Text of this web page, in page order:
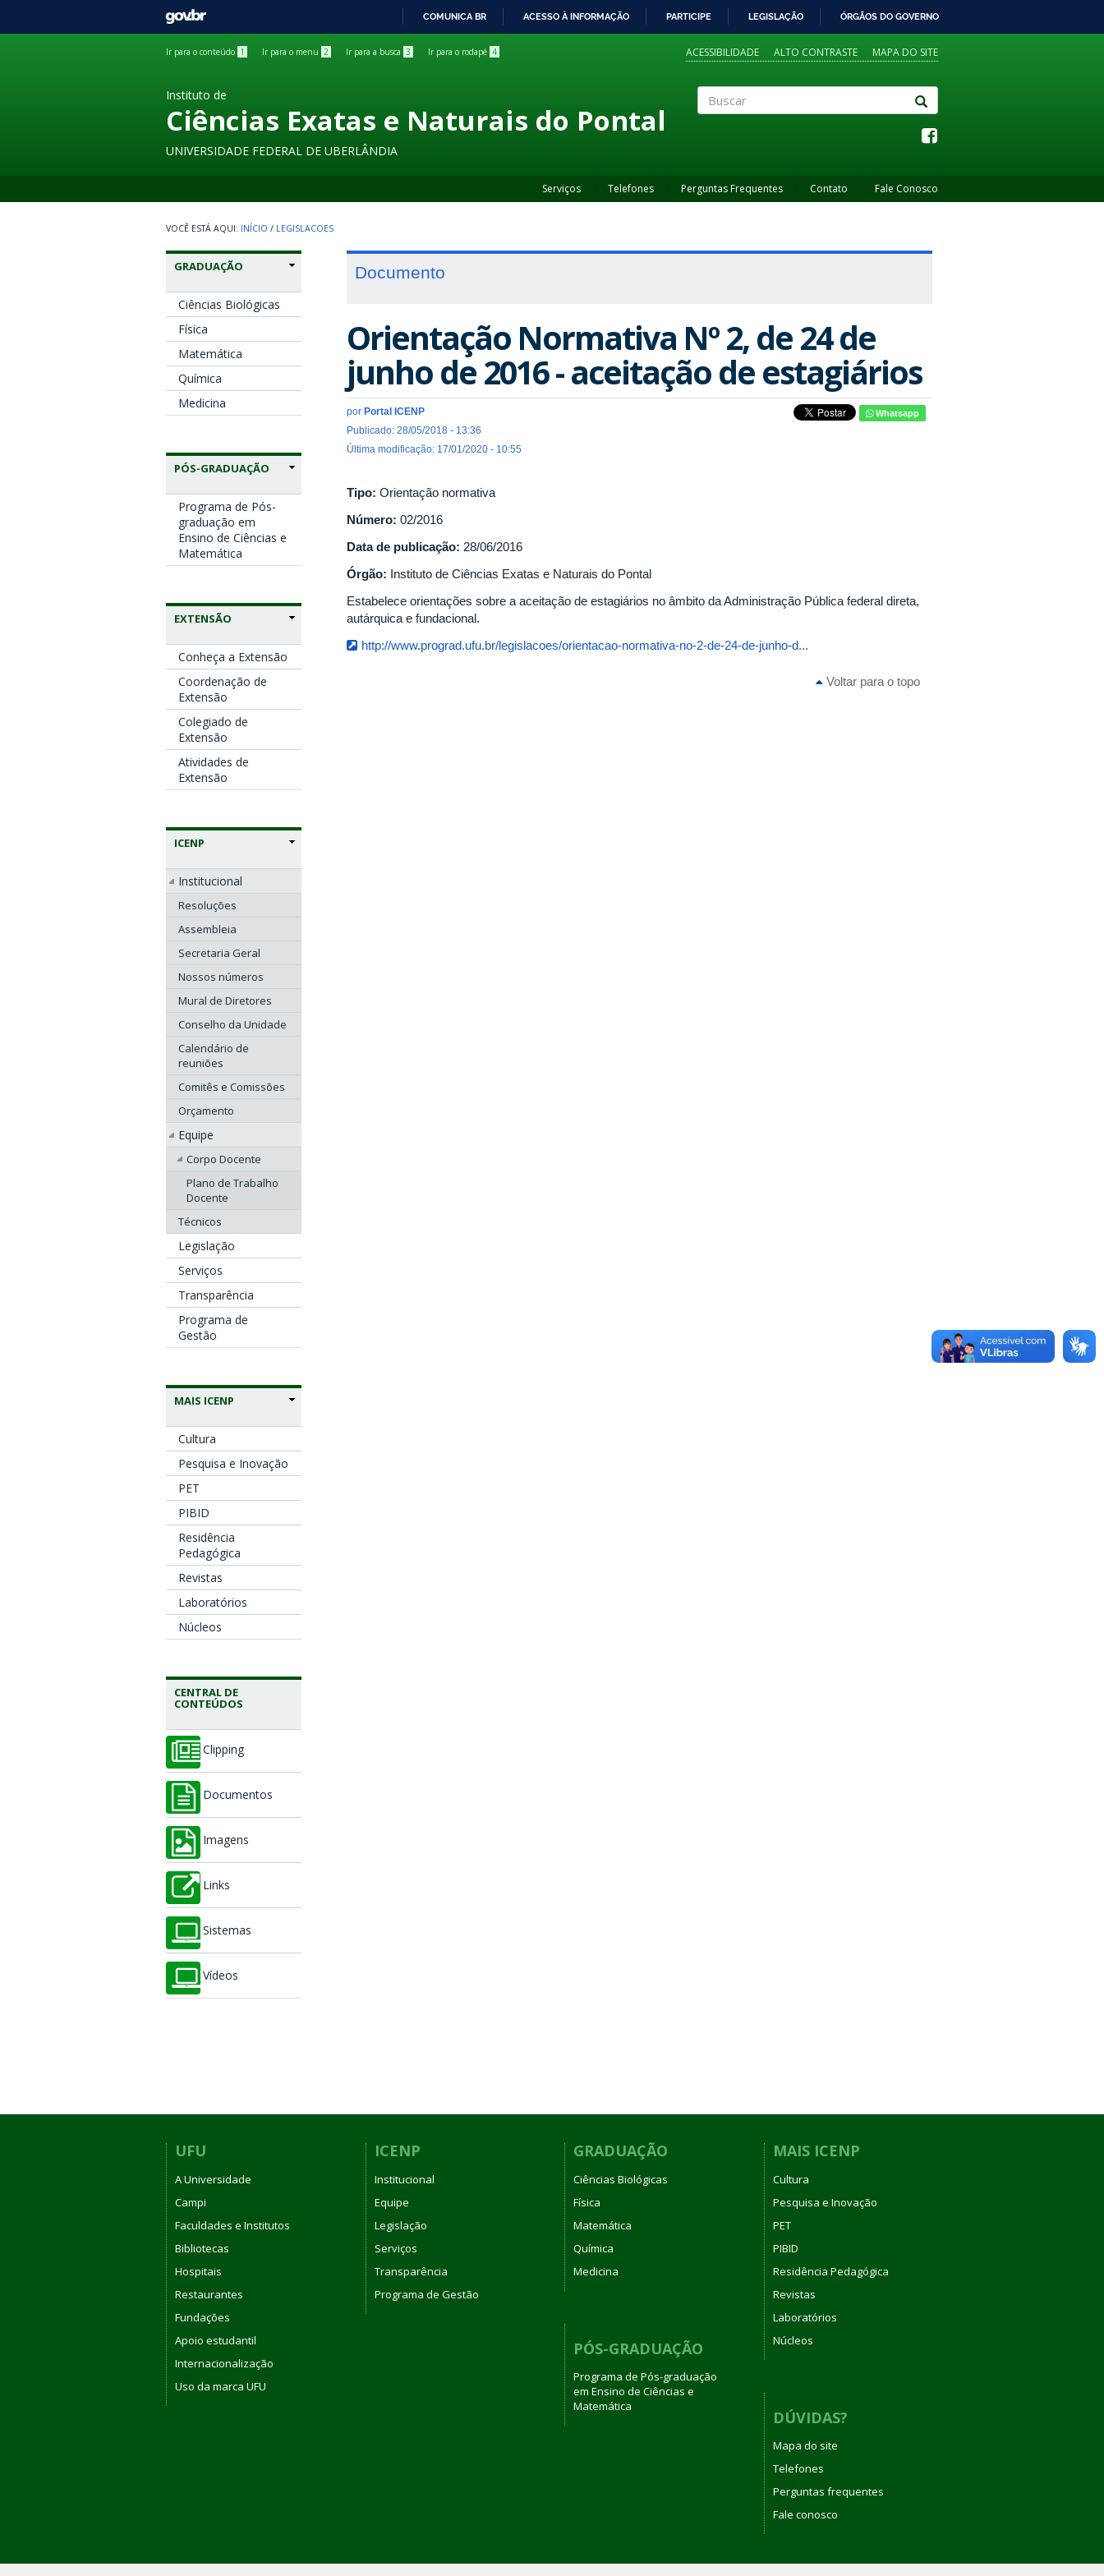
GOVBR
COMUNICA BR ACESSO À INFORMAÇÃO PARTICIPE LEGISLAÇÃO ÓRGÃOS DO GOVERNO
Ir para o conteúdo 1 Ir para o menu 2 Ir para a busca 3 Ir para o rodapé 4 ACESSIBILIDADE ALTO CONTRASTE MAPA DO SITE
Instituto de
Ciências Exatas e Naturais do Pontal
UNIVERSIDADE FEDERAL DE UBERLÂNDIA
Serviços Telefones Perguntas Frequentes Contato Fale Conosco
INÍCIO / LEGISLACOES
GRADUAÇÃO
Ciências Biológicas
Física
Matemática
Química
Medicina
PÓS-GRADUAÇÃO
Programa de Pós-
graduação em
Ensino de Ciências e
Matemática
EXTENSÃO
Conheça a Extensão
Coordenação de
Extensão
Colegiado de
Extensão
Atividades de
Extensão
ICENP
Institucional
Resoluções
Assembleia
Secretaria Geral
Nossos números
Mural de Diretores
Conselho da Unidade
Calendário de
reuniões
Comitês e Comissões
Orçamento
Equipe
Corpo Docente
Plano de Trabalho
Docente
Técnicos
Legislação
Serviços
Transparência
Programa de
Gestão
MAIS ICENP
Cultura
Pesquisa e Inovação
PET
PIBID
Residência
Pedagógica
Revistas
Laboratórios
Núcleos
CENTRAL DE
CONTEÚDOS
Clipping
Documentos
Imagens
Links
Sistemas
Vídeos
Documento
Orientação Normativa Nº 2, de 24 de
junho de 2016 - aceitação de estagiários
por Portal ICENP
Publicado: 28/05/2018 - 13:36
Última modificação: 17/01/2020 - 10:55
Whatsapp
Tipo: Orientação normativa
Número: 02/2016
Data de publicação: 28/06/2016
Órgão: Instituto de Ciências Exatas e Naturais do Pontal
Estabelece orientações sobre a aceitação de estagiários no âmbito da Administração Pública federal direta,
autárquica e fundacional.
http://www.prograd.ufu.br/legislacoes/orientacao-normativa-no-2-de-24-de-junho-d...
Voltar para o topo
UFU
A Universidade
Campi
Faculdades e Institutos
Bibliotecas
Hospitais
Restaurantes
Fundações
Apoio estudantil
Internacionalização
Uso da marca UFU
ICENP
Institucional
Equipe
Legislação
Serviços
Transparência
Programa de Gestão
GRADUAÇÃO
Ciências Biológicas
Física
Matemática
Química
Medicina
PÓS-GRADUAÇÃO
Programa de Pós-graduação
em Ensino de Ciências e
Matemática
MAIS ICENP
Cultura
Pesquisa e Inovação
PET
PIBID
Residência Pedagógica
Revistas
Laboratórios
Núcleos
DÚVIDAS?
Mapa do site
Telefones
Perguntas frequentes
Fale conosco